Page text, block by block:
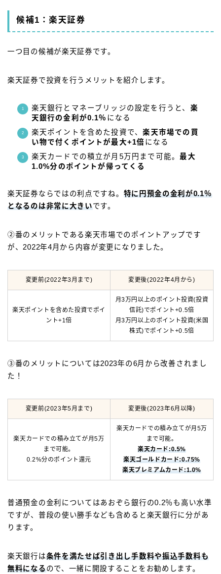
候補1：楽天証券
一つ目の候補が楽天証券です。
楽天証券で投資を行うメリットを紹介します。
楽天銀行とマネーブリッジの設定を行うと、 楽
天銀行の金利が0.1％ になる
楽天ポイントを含めた投資で、楽天市場での買
い物で付くポイントが最大+1倍になる
楽天カードでの積立が月5万円まで可能。最大
1.0%分のポイントが帰ってくる
楽天証券ならではの利点ですね。 特に円預金の金利が0.1％
となるのは非常に大きいです。
②番のメリットである楽天市場でのポイントアップです
が、2022年4月から内容が変更になりました。
変更前(2022年3月まで) 変更後(2022年4月から)
楽天ポイントを含めた投資でポイ
ント+1倍
月3万円以上のポイント投資(投資
信託)でポイント+0.5倍
月3万円以上のポイント投資(米国
株式)でポイント+0.5倍
③番のメリットについては2023年の6月から改善されまし
た！
変更前(2023年5月まで) 変更後(2023年6月以降)
楽天カードでの積み立てが月5万
まで可能。
0.2%分のポイント還元
楽天カードでの積み立てが月5万
まで可能。
楽天カード:0.5%
楽天ゴールドカード:0.75%
楽天プレミアムカード:1.0%
普通預金の金利についてはあおぞら銀行の0.2％も高い水準
ですが、普段の使い勝手なども含めると楽天銀行に分があ
ります。
楽天銀行は条件を満たせば引き出し手数料や振込手数料も
無料になるので、一緒に開設することをお勧めします。